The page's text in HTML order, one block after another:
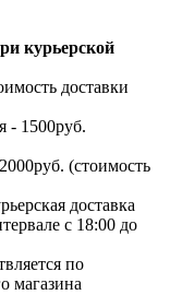
курьерской
доставки
- 1500руб.
(стоимость
доставка
с 18:00 до
по
магазина